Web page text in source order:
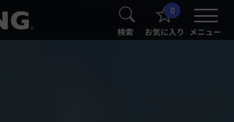
® 検索
0
お気に入り メニュー
®